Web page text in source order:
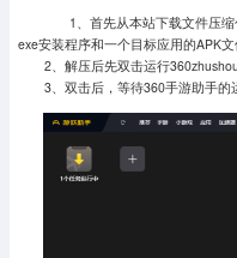
1、首先从本站下载文件压
exe安装程序和一个目标应用的APK文
2、解压后先双击运行
3、双击后，等待360手游助手的